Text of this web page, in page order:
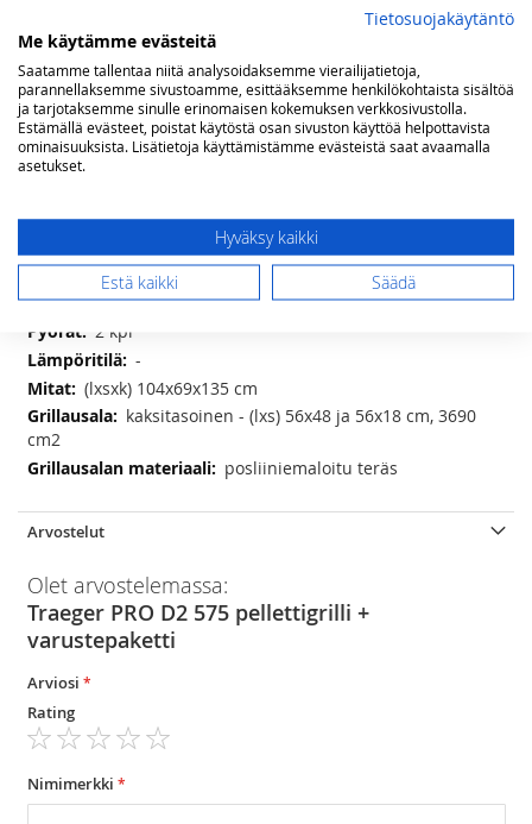
lämpimänä” toimintoa, grillin lämpötila asettuu 75 asteeseen ja ruoka
pysyy lämpimänä, kunnes olet taas kotona!
Tehontarve noin 300 W ensimmäisen 4 minuutin aikana sitten noin 50
W tunnissa.
MUISTA TILATA PELLETIT
Lisätietoja
digitaalinen lämmönsäätö 74-260°C
87,5 cm
2 kpl
-
(lxsxk) 104x69x135 cm
kaksitasoinen - (lxs) 56x48 ja 56x18 cm, 3690
cm2
posliiniemaloitu teräs
Arvostelut
Olet arvostelemassa:
Traeger PRO D2 575 pellettigrilli +
varustepaketti
Arviosi
Rating
star
stars
stars
stars
stars
Nimimerkki
Tietosuojakäytäntö
Me käytämme evästeitä
Saatamme tallentaa niitä analysoidaksemme vierailijatietoja,
parannellaksemme sivustoamme, esittääksemme henkilökohtaista sisältöä
ja tarjotaksemme sinulle erinomaisen kokemuksen verkkosivustolla.
Estämällä evästeet, poistat käytöstä osan sivuston käyttöä helpottavista
ominaisuuksista. Lisätietoja käyttämistämme evästeistä saat avaamalla
asetukset.
Hyväksy kaikki
Estä kaikki Säädä